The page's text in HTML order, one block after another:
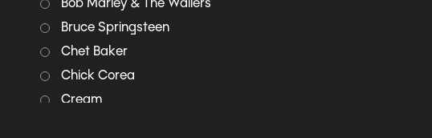
Bruce Springsteen
Chet Baker
Chick Corea
Cream